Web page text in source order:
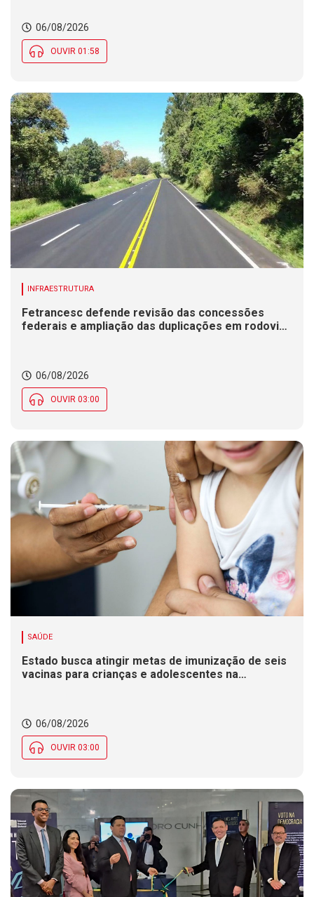
06/08/2026
OUVIR 01:58
INFRAESTRUTURA
Fetrancesc defende revisão das concessões
federais e ampliação das duplicações em rodovias
06/08/2026
OUVIR 03:00
SAÚDE
Estado busca atingir metas de imunização de seis
vacinas para crianças e adolescentes na
06/08/2026
OUVIR 03:00